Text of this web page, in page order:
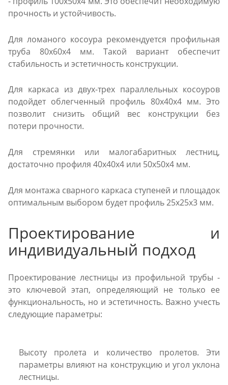
прочность и устойчивость.
Для ломаного косоура рекомендуется профильная
труба 80х60х4 мм. Такой вариант обеспечит
стабильность и эстетичность конструкции.
Для каркаса из двух-трех параллельных косоуров
подойдет облегченный профиль 80х40х4 мм. Это
позволит снизить общий вес конструкции без
потери прочности.
Для стремянки или малогабаритных лестниц,
достаточно профиля 40х40х4 или 50х50х4 мм.
Для монтажа сварного каркаса ступеней и площадок
оптимальным выбором будет профиль 25х25х3 мм.
Проектирование и
индивидуальный подход
Проектирование лестницы из профильной трубы -
это ключевой этап, определяющий не только ее
функциональность, но и эстетичность. Важно учесть
следующие параметры:
Высоту пролета и количество пролетов. Эти
параметры влияют на конструкцию и угол уклона
лестницы.